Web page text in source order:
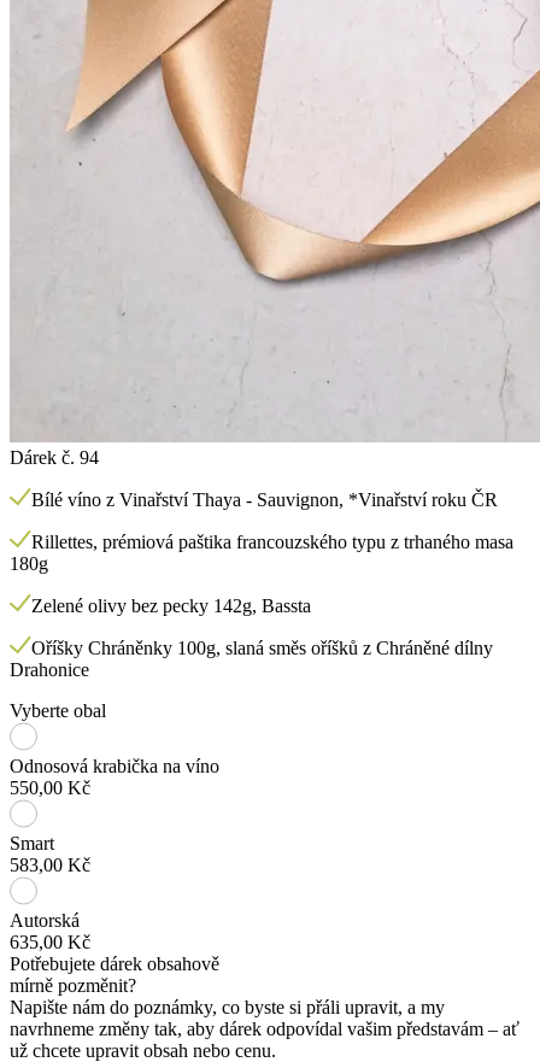
Dárek č. 94
Bílé víno z Vinařství Thaya - Sauvignon, *Vinařství roku ČR
Rillettes, prémiová paštika francouzského typu z trhaného masa
180g
Zelené olivy bez pecky 142g, Bassta
Oříšky Chráněnky 100g, slaná směs oříšků z Chráněné dílny
Drahonice
Vyberte obal
Odnosová krabička na víno
550,00 Kč
Smart
583,00 Kč
Autorská
635,00 Kč
Potřebujete dárek obsahově
mírně pozměnit?
Napište nám do poznámky, co byste si přáli upravit, a my
navrhneme změny tak, aby dárek odpovídal vašim představám – ať
už chcete upravit obsah nebo cenu.